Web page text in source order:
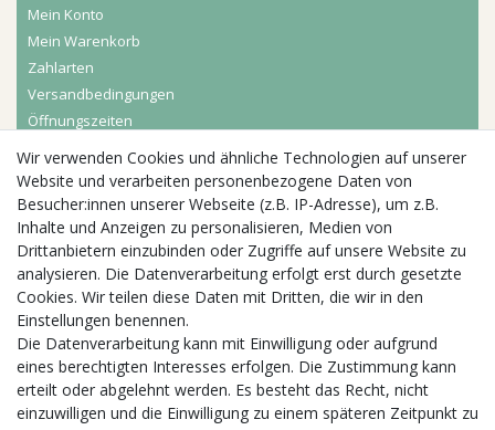
Mein Konto
Mein Warenkorb
Zahlarten
Versandbedingungen
Öffnungszeiten
Aktuelles
Busgruppen
Kindergeburtstage
Kindergartenausflug
Schulklassenausflug
Zwillingsrabatt
Wir verwenden Cookies und ähnliche Technologien auf unserer
Website und verarbeiten personenbezogene Daten von
Besucher:innen unserer Webseite (z.B. IP-Adresse), um z.B.
Inhalte und Anzeigen zu personalisieren, Medien von
Drittanbietern einzubinden oder Zugriffe auf unsere Website zu
analysieren. Die Datenverarbeitung erfolgt erst durch gesetzte
Cookies. Wir teilen diese Daten mit Dritten, die wir in den
Einstellungen benennen.
Die Datenverarbeitung kann mit Einwilligung oder aufgrund
eines berechtigten Interesses erfolgen. Die Zustimmung kann
erteilt oder abgelehnt werden. Es besteht das Recht, nicht
einzuwilligen und die Einwilligung zu einem späteren Zeitpunkt zu